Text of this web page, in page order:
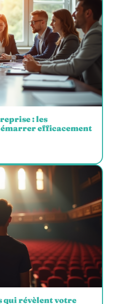
: les
efficacement
qui révèlent votre